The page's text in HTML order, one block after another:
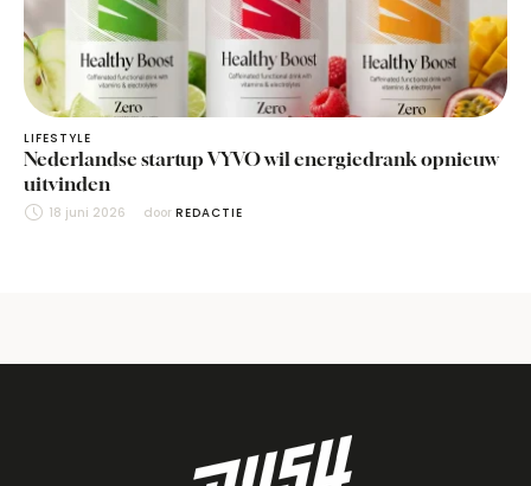
LIFESTYLE
Nederlandse startup VYVO wil energiedrank opnieuw
uitvinden
18 juni 2026 door REDACTIE